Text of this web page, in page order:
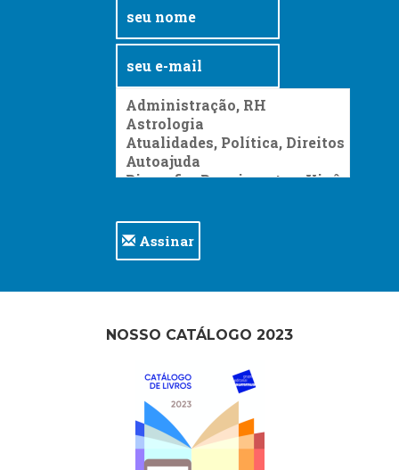
Assinar
NOSSO CATÁLOGO 2023